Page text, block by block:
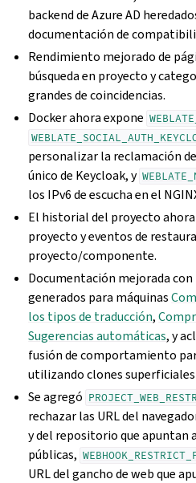
backend de Azure AD
documentación de
Rendimiento mejorado de
búsqueda en proyecto y
grandes de coincidencias.
Docker ahora expone
personalizar la reclamación
único de Keycloak, y
los IPv6 de escucha en el
El historial del proyecto
proyecto y eventos de
proyecto/componente.
Documentación mejorada
generados para máquinas
los tipos de traducción,
Sugerencias automáticas, y
fusión de comportamiento
utilizando clones
Se agregó
rechazar las URL del
y del repositorio que apuntan
públicas,
URL del gancho de web que